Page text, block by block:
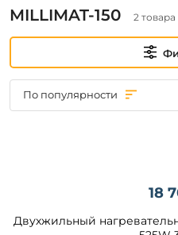
Наличие
MILLIMAT-150 2 товара
По популярности
18
Двухжильный